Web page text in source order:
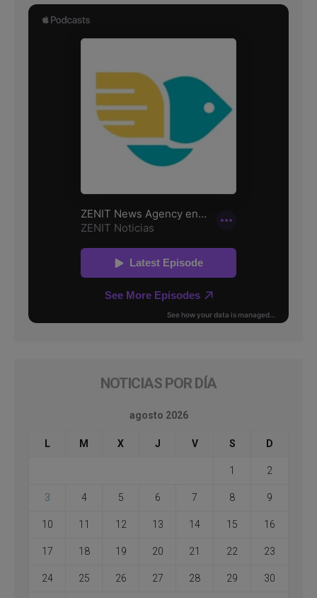
NOTICIAS POR DÍA
agosto 2026
L M X J V S D
1 2
3 4 5 6 7 8 9
10 11 12 13 14 15 16
17 18 19 20 21 22 23
24 25 26 27 28 29 30